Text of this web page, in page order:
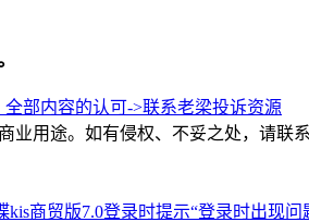
部内容的认可->联系老梁投诉资源
业用途。如有侵权、不妥之处，请
kis商贸版7.0登录时提示“登录时出现